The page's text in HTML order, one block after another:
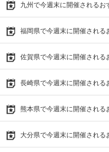
九州で今週末に開催されるお
福岡県で今週末に開催される
佐賀県で今週末に開催される
長崎県で今週末に開催される
熊本県で今週末に開催される
大分県で今週末に開催される